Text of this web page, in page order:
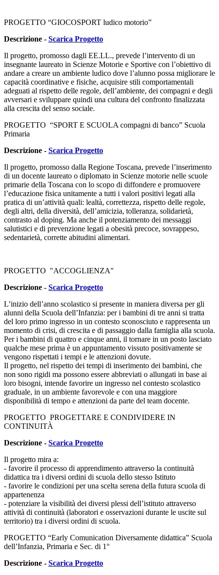
PROGETTO “GIOCOSPORT ludico motorio”
Descrizione - Scarica Progetto
Il progetto, promosso dagli EE.LL., prevede l’intervento di un
insegnante laureato in Scienze Motorie e Sportive con l’obiettivo di
andare a creare un ambiente ludico dove l’alunno possa migliorare le
capacità coordinative e fisiche, acquisire stili comportamentali
adeguati al rispetto delle regole, dell’ambiente, dei compagni e degli
avversari e sviluppare quindi una cultura del confronto finalizzata
alla crescita del senso sociale.
PROGETTO “SPORT E SCUOLA compagni di banco” Scuola
Primaria
Descrizione - Scarica Progetto
Il progetto, promosso dalla Regione Toscana, prevede l’inserimento
di un docente laureato o diplomato in Scienze motorie nelle scuole
primarie della Toscana con lo scopo di diffondere e promuovere
l’educazione fisica unitamente a tutti i valori positivi legati alla
pratica di un’attività quali: lealtà, correttezza, rispetto delle regole,
degli altri, della diversità, dell’amicizia, tolleranza, solidarietà,
contrasto al doping. Ma anche il potenziamento dei messaggi
salutistici e di prevenzione legati a obesità precoce, sovrappeso,
sedentarietà, corrette abitudini alimentari.
PROGETTO "ACCOGLIENZA"
Descrizione - Scarica Progetto
L’inizio dell’anno scolastico si presente in maniera diversa per gli
alunni della Scuola dell’Infanzia: per i bambini di tre anni si tratta
del loro primo ingresso in un contesto sconosciuto e rappresenta un
momento di crisi, di crescita e di passaggio dalla famiglia alla scuola.
Per i bambini di quattro e cinque anni, il tornare in un posto lasciato
qualche mese prima è un appuntamento vissuto positivamente se
vengono rispettati i tempi e le attenzioni dovute.
Il progetto, nel rispetto dei tempi di inserimento dei bambini, che
non sono rigidi ma possono essere abbreviati o allungati in base ai
loro bisogni, intende favorire un ingresso nel contesto scolastico
graduale, in un ambiente favorevole e con una maggiore
disponibilità di tempo e attenzioni da parte del team docente.
PROGETTO PROGETTARE E CONDIVIDERE IN
CONTINUITÀ
Descrizione - Scarica Progetto
Il progetto mira a:
- favorire il processo di apprendimento attraverso la continuità
didattica tra i diversi ordini di scuola dello stesso Istituto
- favorire le condizioni per una scelta serena della futura scuola di
appartenenza
- potenziare la visibilità dei diversi plessi dell’istituto attraverso
attività di continuità (laboratori e osservazioni durante le uscite sul
territorio) tra i diversi ordini di scuola.
PROGETTO “Early Comunication Diversamente didattica” Scuola
dell’Infanzia, Primaria e Sec. di 1°
Descrizione - Scarica Progetto